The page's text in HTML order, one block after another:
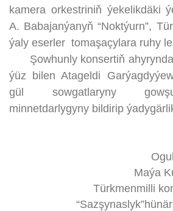
kamera orkestriniň ýekelikdäki
A. Babajanýanyň “Noktýurn”,
ýaly eserler tomaşaçylara ruhy
Şowhunly konsertiň ahyrynda
ýüz bilen Atageldi
gül sowgatlaryny
minnetdarlygyny bildirip
Maýa
Türkmenmilli